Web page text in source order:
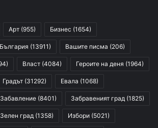
Арт (955) Бизнес (1654)
България (13911) Вашите писма (206)
Власт (4084) Героите на деня (1964)
Градът (31292) Евала (1068)
Забавление (8401) Забравеният град (1825)
Зелен град (1358) Избори (5021)